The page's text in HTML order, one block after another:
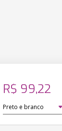
R$ 99,22